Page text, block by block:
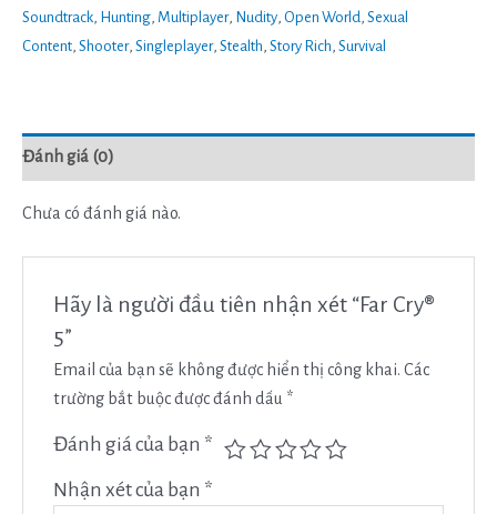
Soundtrack Hunting Multiplayer, Nudity Open World Sexual
Content Shooter, Singleplayer, Stealth Story Rich Survival
Đánh giá (0)
Chưa có đánh giá nào.
Hãy là người đầu tiên nhận xét “Far Cry®
5”
Email của bạn sẽ không được hiển thị công khai. Các
trường bắt buộc được đánh dấu *
Đánh giá của bạn *
Nhận xét của bạn *